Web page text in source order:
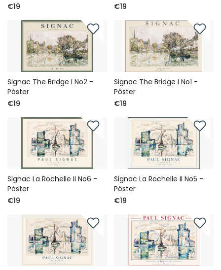
€19
€19
Signac The Bridge I No2 -
Póster
€19
Signac The Bridge I No1 -
Póster
€19
Signac La Rochelle II No6 -
Póster
€19
Signac La Rochelle II No5 -
Póster
€19